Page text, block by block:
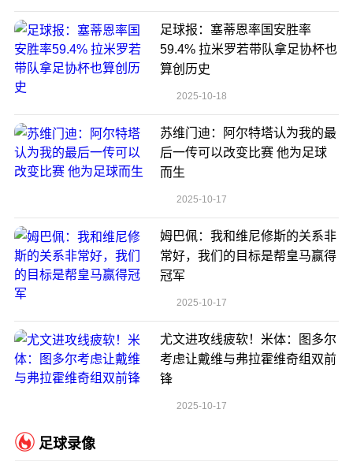
足球报：塞蒂恩率国安胜率
59.4% 拉米罗若带队拿足协杯也
算创历史
2025-10-18
苏维门迪：阿尔特塔认为我的最
后一传可以改变比赛 他为足球
而生
2025-10-17
姆巴佩：我和维尼修斯的关系非
常好，我们的目标是帮皇马赢得
冠军
2025-10-17
尤文进攻线疲软！米体：图多尔
考虑让戴维与弗拉霍维奇组双前
锋
2025-10-17
足球录像